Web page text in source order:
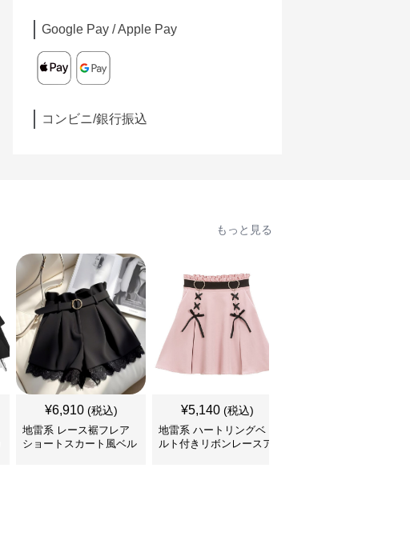
Google Pay / Apple Pay
コンビニ/銀行振込
もっと見る
¥6,910 (税込)
地雷系 レース裾フレア
ショートスカート風ベル
¥5,140 (税込)
地雷系 ハートリングベ
ルト付きリボンレースア